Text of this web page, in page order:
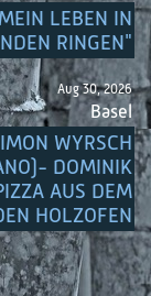
LEBEN IN
RINGEN"
Aug 30, 2026
Basel
WYRSCH
DOMINIK
AUS DEM
HOLZOFEN